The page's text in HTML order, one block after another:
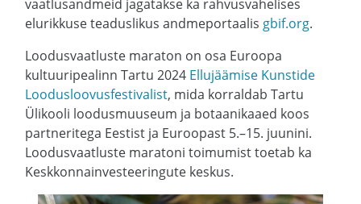
vaatlusandmeid jagatakse ka rahvusvahelises
elurikkuse teaduslikus andmeportaalis gbif.org.
Loodusvaatluste maraton on osa Euroopa
kultuuripealinn Tartu 2024 Ellujäämise Kunstide
Loodusloovusfestivalist, mida korraldab Tartu
Ülikooli loodusmuuseum ja botaanikaaed koos
partneritega Eestist ja Euroopast 5.–15. juunini.
Loodusvaatluste maratoni toimumist toetab ka
Keskkonnainvesteeringute keskus.